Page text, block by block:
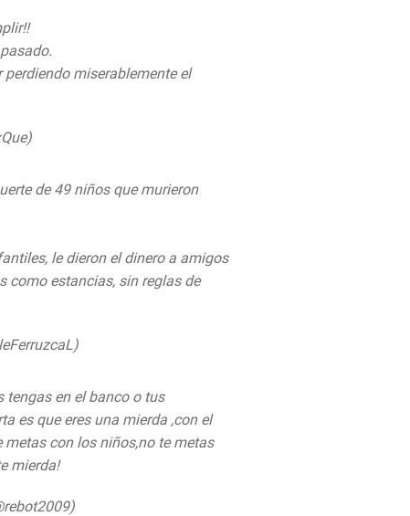
miserablemente el
de 49 niños que murieron
le dieron el dinero a amigos
como estancias, sin reglas de
en el banco o tus
es que eres una mierda ,con el
con los niños,no te metas
mierda!